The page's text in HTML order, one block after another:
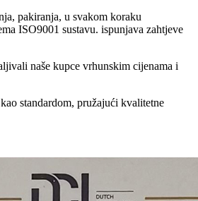
pakiranja, u svakom koraku
ISO9001 sustavu. ispunjava zahtjeve
naše kupce vrhunskim cijenama i
standardom, pružajući kvalitetne